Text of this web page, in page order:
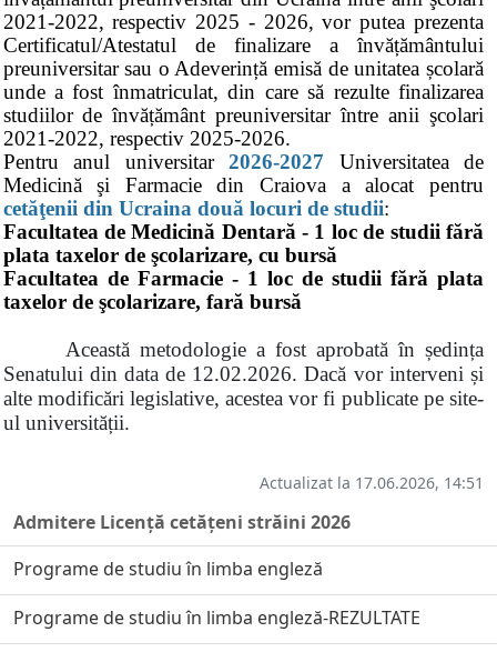
Admitere Licență cetățeni străini 2026
Programe de studiu în limba engleză
Programe de studiu în limba engleză-REZULTATE
2021-2022, respectiv 2025 - 2026, vor putea prezenta
Certificatul/Atestatul de finalizare a învățământului
preuniversitar sau o Adeverință emisă de unitatea școlară
unde a fost înmatriculat, din care să rezulte finalizarea
studiilor de învățământ preuniversitar între anii şcolari
2021-2022, respectiv 2025-2026.
Pentru anul universitar2026-2027 Universitatea de
Medicină şi Farmacie din Craiova a alocat pentru
cetăţenii din Ucraina două locuri de studii:
Facultatea de Medicină Dentară - 1 loc de studii fără
plata taxelor de şcolarizare, cu bursă
Facultatea de Farmacie - 1 loc de studii fără plata
taxelor de şcolarizare, fară bursă
Această metodologie a fost aprobată în ședința
Senatului din data de 12.02.2026. Dacă vor interveni și
alte modificări legislative, acestea vor fi publicate pe site-
ul universității.
Actualizat la 17.06.2026, 14:51